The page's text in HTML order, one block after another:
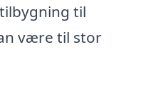
til
være til stor